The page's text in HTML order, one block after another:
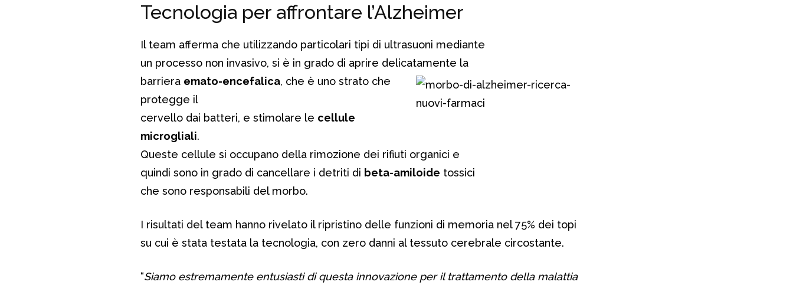
Tecnologia per affrontare l’Alzheimer
Il team afferma che utilizzando particolari tipi di ultrasuoni mediante
un processo non invasivo, si è in grado di aprire delicatamente la
barriera emato-encefalica, che è uno strato che
protegge il
cervello dai batteri, e stimolare le cellule
microgliali.
Queste cellule si occupano della rimozione dei rifiuti organici e
quindi sono in grado di cancellare i detriti di beta-amiloide tossici
che sono responsabili del morbo.
I risultati del team hanno rivelato il ripristino delle funzioni di memoria nel 75% dei topi
su cui è stata testata la tecnologia, con zero danni al tessuto cerebrale circostante.
“Siamo estremamente entusiasti di questa innovazione per il trattamento della malattia